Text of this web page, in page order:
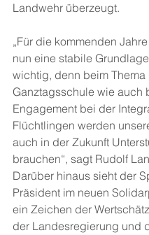
Landwehr überzeugt.
„Für die kommenden
nun eine stabile
wichtig, denn beim Thema
Ganztagsschule wie auch
Engagement bei der
Flüchtlingen werden
auch in der Zukunft
brauchen“, sagt Rudolf
Darüber hinaus sieht der
Präsident im neuen
ein Zeichen der
der Landesregierung und